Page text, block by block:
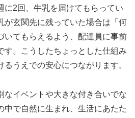
に2回、牛乳を届けてもらってい
が玄関先に残っていた場合は「何
いてもらえるよう、配達員に事前
す。こうしたちょっとした仕組み
るうえでの安心につながります。
なイベントや大きな付き合いでな
中で自然に生まれ、生活にあたた